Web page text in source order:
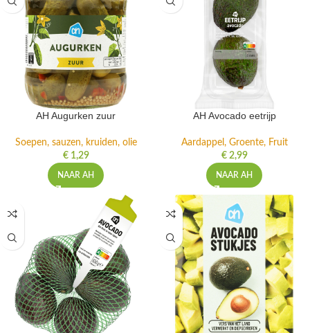
AH Augurken zuur
Soepen, sauzen, kruiden, olie
€1,29
NAAR AH
AH Avocado eetrijp
Aardappel, Groente, Fruit
€2,99
NAAR AH